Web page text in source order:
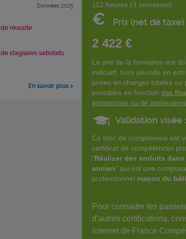
Données 2025
de réussite
de stagiaires satisfaits
En savoir plus >
112 heures (3 semaines)
€ Prix (net de taxe)
2 422 €
Le prix de la formation est
indicatif, hors période en
prises en charges totales ou
possibles en fonction des
entreprises ou de partenaires
Validation visée :
Ce bloc de compétence est
certificat de compétences
"Réaliser des enduits
ancien" qui est une
professionnel maçon du
Pour connaitre les
d'autres certifications,
internet de France